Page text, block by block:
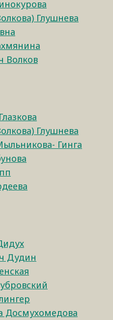
Глушнева
Волков
Глушнева
Гинга
Дудин
Досмухомедова